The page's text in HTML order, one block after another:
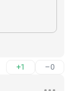
+1 –0